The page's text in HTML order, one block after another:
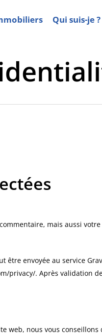
Qui suis-je ?
mais aussi
être envoyée au service
privacy/. Après validation
nous vous conseillons